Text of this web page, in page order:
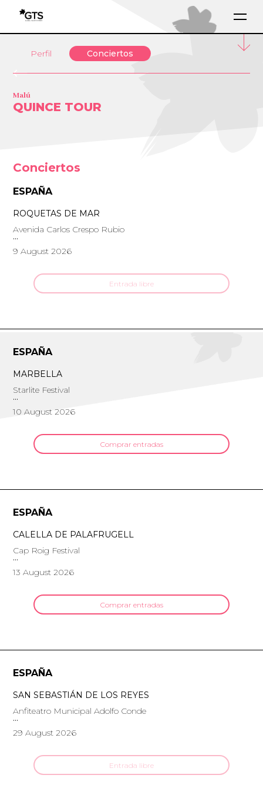
Perfil Conciertos
Malú
QUINCE TOUR
Conciertos
ESPAÑA
ROQUETAS DE MAR
Avenida Carlos Crespo Rubio
9 August 2026
Entrada libre
ESPAÑA
MARBELLA
Starlite Festival
10 August 2026
Comprar entradas
ESPAÑA
CALELLA DE PALAFRUGELL
Cap Roig Festival
13 August 2026
Comprar entradas
ESPAÑA
SAN SEBASTIÁN DE LOS REYES
Anfiteatro Municipal Adolfo Conde
29 August 2026
Entrada libre